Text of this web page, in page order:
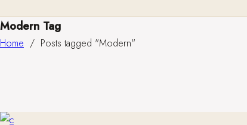
Modern Tag
Home / Posts tagged "Modern"